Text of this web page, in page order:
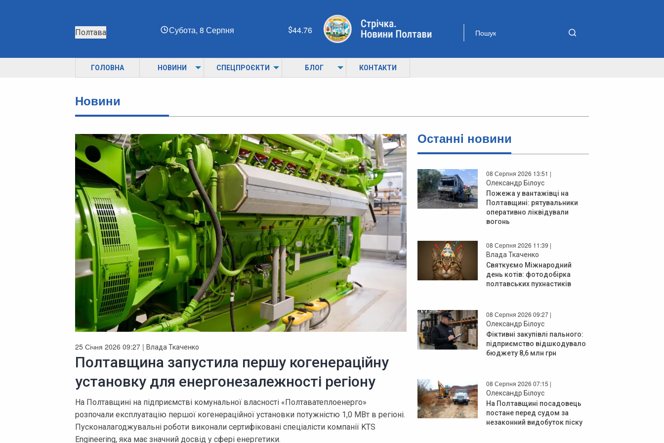
Полтава Субота, 8 Серпня 44.76
ГОЛОВНА НОВИНИ СПЕЦПРОЄКТИ БЛОГ КОНТАКТИ
Новини
25 Січня 2026 09:27 | Влада Ткаченко
Полтавщина запустила першу когенераційну
установку для енергонезалежності регіону
На Полтавщині на підприємстві комунальної власності «Полтаватеплоенерго»
розпочали експлуатацію першої когенераційної установки потужністю 1,0 МВт в регіоні.
Пусконалагоджувальні роботи виконали сертифіковані спеціалісти компанії KTS
Engineering, яка має значний досвід у сфері енергетики.
Останнi новини
08 Серпня 2026 13:51 |
Олександр Білоус
Пожежа у вантажівці на
Полтавщині: рятувальники
оперативно ліквідували
вогонь
08 Серпня 2026 11:39 |
Влада Ткаченко
Святкуємо Міжнародний
день котів: фотодобірка
полтавських пухнастиків
08 Серпня 2026 09:27 |
Олександр Білоус
Фіктивні закупівлі пального:
підприємство відшкодувало
бюджету 8,6 млн грн
08 Серпня 2026 07:15 |
Олександр Білоус
На Полтавщині посадовець
постане перед судом за
незаконний видобуток піску